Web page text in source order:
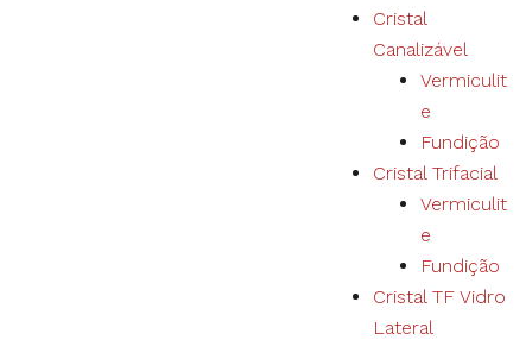
Cristal
Canalizável
Vermiculit
e
Fundição
Cristal Trifacial
Vermiculit
e
Fundição
Cristal TF Vidro
Lateral